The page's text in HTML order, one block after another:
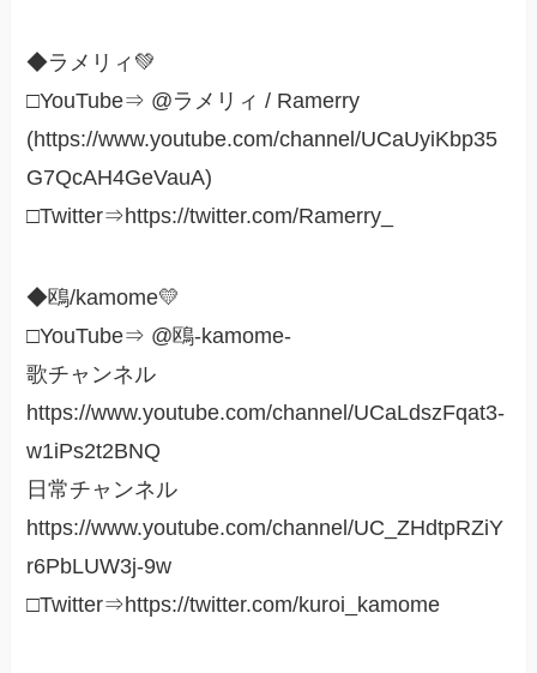
◆ラメリィ💚
□YouTube⇒ @ラメリィ / Ramerry
(https://www.youtube.com/channel/UCaUyiKbp35
G7QcAH4GeVauA)
□Twitter⇒https://twitter.com/Ramerry_
◆鴎/kamome💛
□YouTube⇒ @鴎-kamome-
歌チャンネル
https://www.youtube.com/channel/UCaLdszFqat3-
w1iPs2t2BNQ
日常チャンネル
https://www.youtube.com/channel/UC_ZHdtpRZiY
r6PbLUW3j-9w
□Twitter⇒https://twitter.com/kuroi_kamome